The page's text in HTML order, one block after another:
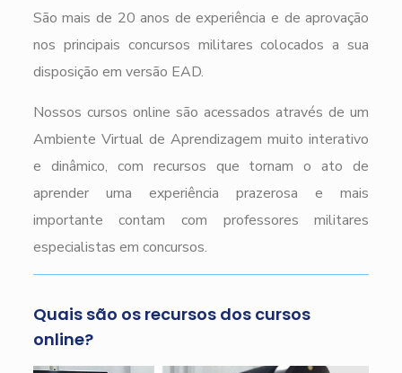
São mais de 20 anos de experiência e de aprovação
nos principais concursos militares colocados a sua
disposição em versão EAD.
Nossos cursos online são acessados através de um
Ambiente Virtual de Aprendizagem muito interativo
e dinâmico, com recursos que tornam o ato de
aprender uma experiência prazerosa e mais
importante contam com professores militares
especialistas em concursos.
Quais são os recursos dos cursos
online?